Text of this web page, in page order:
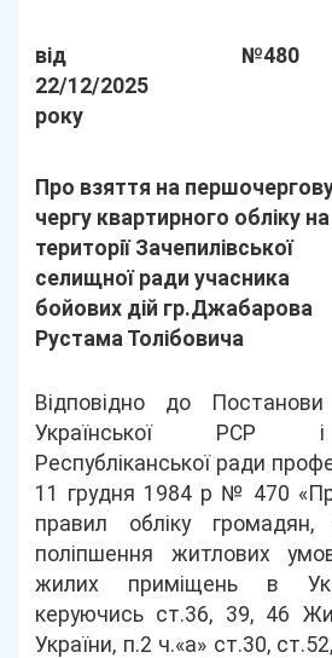
від
22/12/2025
року
№480
Про взяття на
чергу квартирного обліку на
території Зачепилівської
селищної ради учасника
бойових дій гр.Джабарова
Рустама Толібовича
Відповідно до Постанови
Української РСР і
Республіканської ради
11 грудня 1984 р № 470
правил обліку громадян,
поліпшення житлових
жилих приміщень в
керуючись ст.36, 39, 46
України, п.2 ч.«а» ст.30,